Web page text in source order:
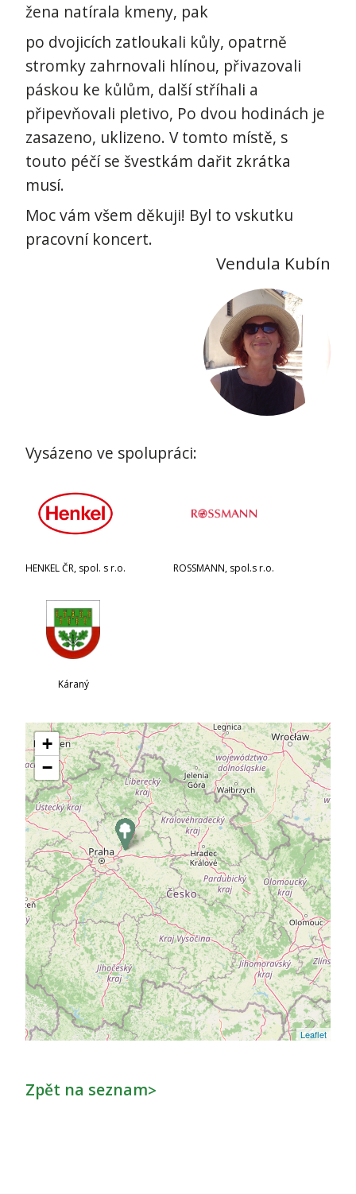
žena natírala kmeny, pak
po dvojicích zatloukali kůly, opatrně
stromky zahrnovali hlínou, přivazovali
páskou ke kůlům, další stříhali a
připevňovali pletivo, Po dvou hodinách je
zasazeno, uklizeno. V tomto místě, s
touto péčí se švestkám dařit zkrátka
musí.
Moc vám všem děkuji! Byl to vskutku
pracovní koncert.
Vendula Kubín
Vysázeno ve spolupráci:
HENKEL ČR, spol. s r.o. ROSSMANN, spol.s r.o.
Káraný
+
−
Leaflet
Zpět na seznam>